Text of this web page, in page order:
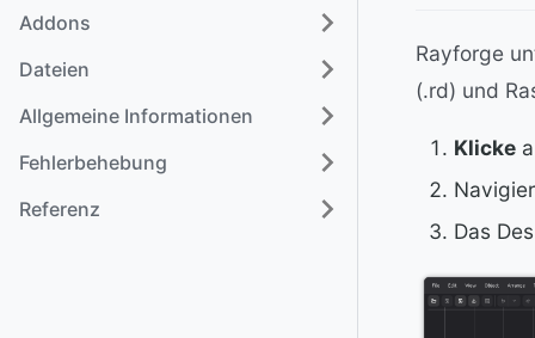
Addons
Dateien
Allgemeine Informationen
Fehlerbehebung
Referenz
Rayforge
(.rd) und
Klicke
Das